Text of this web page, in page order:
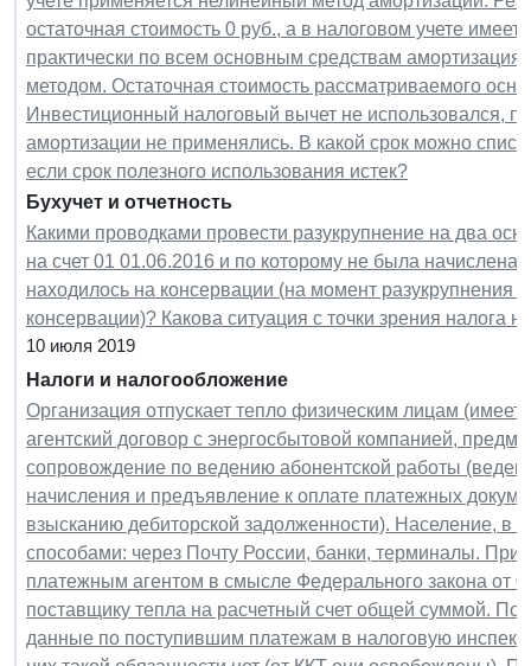
остаточная стоимость 0 руб., а в налоговом учете
практически по всем основным средствам
методом. Остаточная стоимость рассматриваемого
Инвестиционный налоговый вычет не
амортизации не применялись. В какой срок можно
если срок полезного использования истек?
Бухучет и отчетность
Какими проводками провести разукрупнение на два
на счет 01 01.06.2016 и по которому не была начислена
находилось на консервации (на момент разукрупнения
консервации)? Какова ситуация с точки зрения налога
10 июля 2019
Налоги и налогообложение
Организация отпускает тепло физическим лицам
агентский договор с энергосбытовой компанией,
сопровождение по ведению абонентской работы
начисления и предъявление к оплате платежных
взысканию дебиторской задолженности). Население, в
способами: через Почту России, банки, терминалы. При
платежным агентом в смысле Федерального закона от
поставщику тепла на расчетный счет общей суммой.
данные по поступившим платежам в налоговую